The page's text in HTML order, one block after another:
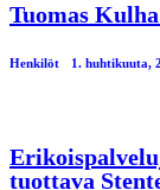
Tuomas
Henkilöt 1. huhtikuuta,
tuottava